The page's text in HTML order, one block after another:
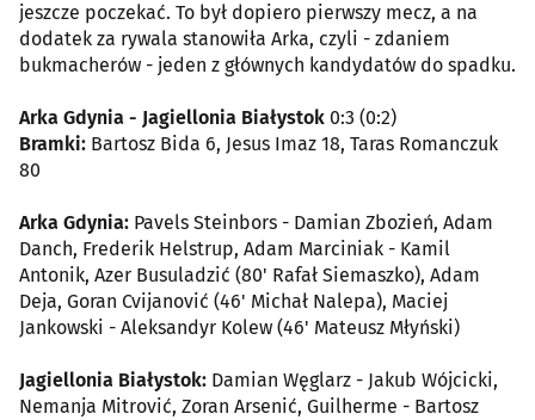
jeszcze poczekać. To był dopiero pierwszy mecz, a na
dodatek za rywala stanowiła Arka, czyli - zdaniem
bukmacherów - jeden z głównych kandydatów do spadku.
Arka Gdynia - Jagiellonia Białystok 0:3 (0:2)
Bramki: Bartosz Bida 6, Jesus Imaz 18, Taras Romanczuk
80
Arka Gdynia: Pavels Steinbors - Damian Zbozień, Adam
Danch, Frederik Helstrup, Adam Marciniak - Kamil
Antonik, Azer Busuladzić (80' Rafał Siemaszko), Adam
Deja, Goran Cvijanović (46' Michał Nalepa), Maciej
Jankowski - Aleksandyr Kolew (46' Mateusz Młyński)
Jagiellonia Białystok: Damian Węglarz - Jakub Wójcicki,
Nemanja Mitrović, Zoran Arsenić, Guilherme - Bartosz